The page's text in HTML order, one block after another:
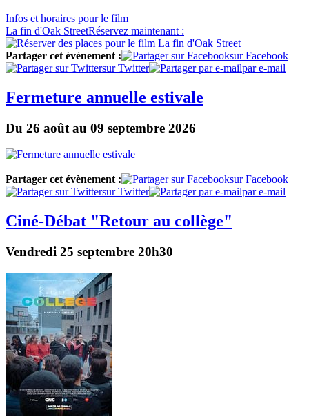
Infos et horaires pour le film
La fin d'Oak StreetRéservez maintenant :
Partager cet évènement :
sur Facebook
sur Twitter
par e-mail
Fermeture annuelle estivale
Du 26 août au 09 septembre 2026
Partager cet évènement :
sur Facebook
sur Twitter
par e-mail
Ciné-Débat "Retour au collège"
Vendredi 25 septembre 20h30